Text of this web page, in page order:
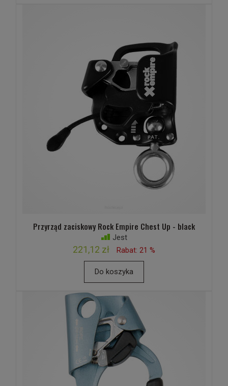
Przyrząd zaciskowy Rock Empire Chest Up - black
Jest
221,12 zł Rabat: 21 %
Do koszyka